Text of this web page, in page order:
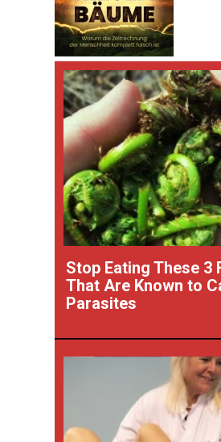
Stop Eating These 3
That Are Known to
Parasites